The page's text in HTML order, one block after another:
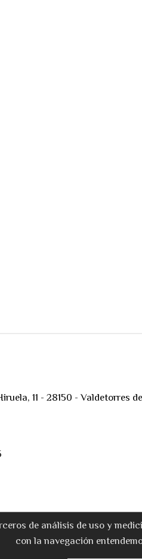
11 - 28150 - Valdetorres de
de análisis de uso y
con la navegación